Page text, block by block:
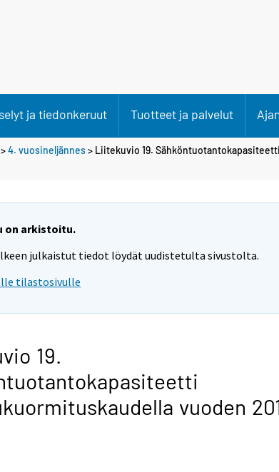
ja tiedonkeruut Tuotteet ja palvelut
>4. vuosineljännes> Liitekuvio 19.
on arkistoitu.
julkaistut tiedot löydät uudistetulta sivustolta.
tilastosivulle
19.
vuoden